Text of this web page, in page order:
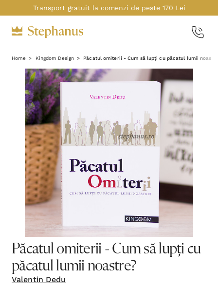
Transport gratuit la comenzi de peste 170 Lei
Home Kingdom Design Păcatul omiterii - Cum să lupți cu păcatul lumii
Păcatul omiterii - Cum să lupți cu
păcatul lumii noastre?
Valentin Dedu